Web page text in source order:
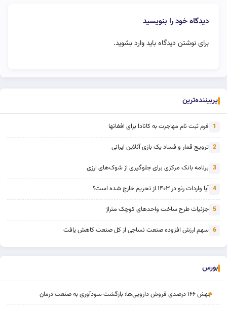
دیدگاه خود را بنویسید
برای نوشتن دیدگاه بایدوارد بشوید.
پربیننده‌ترین
1 فرم ثبت نام مهاجرت به کانادا برای افغانها
2 ترویج قمار و فساد یک بازی آنلاین ایرانی
3 برنامه بانک مرکزی برای جلوگیری از شوک‌های ارزی
4 آیا واردات رنو در ۱۴۰۳ از تحریم خارج شده است؟
5 جزئیات طرح ساخت واحدهای کوچک متراژ
6 سهم ارزش افزوده صنعت نساجی از کل صنعت کاهش یافت
بورس
جهش ۱۶۶ درصدی فروش دارویی‌ها؛ بازگشت سودآوری به صنعت درمان